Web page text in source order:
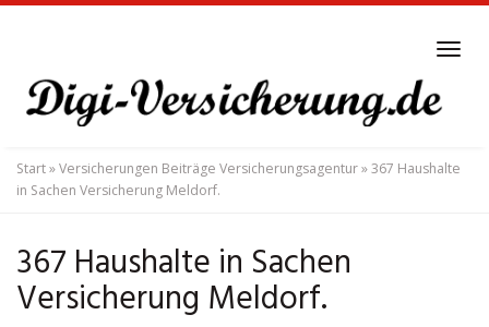
main
content
Start»Versicherungen Beiträge Versicherungsagentur»367 Haushalte
in Sachen Versicherung Meldorf.
367 Haushalte in Sachen
Versicherung Meldorf.